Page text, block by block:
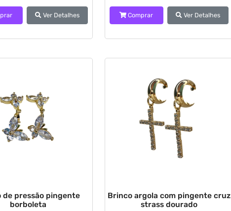
Ver Detalhes Comprar Ver Detalhes
de pressão pingente
borboleta
Brinco argola com pingente cruz
strass dourado